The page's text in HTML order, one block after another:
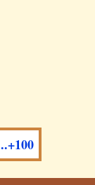
..+100